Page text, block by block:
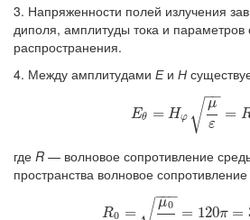
3. Напряженности полей излучения
диполя, амплитуды тока и параметров
распространения.
4. Между амплитудами Еи Н
Eθ = Hφ
μ
ε
−−
√ =
(2.20)Eθ Hφμ R
где R — волновое сопротивление
пространства волновое сопротивление
R0 =
μ0
−−
−
= 120π =
(2.21) R0=μ 0=120